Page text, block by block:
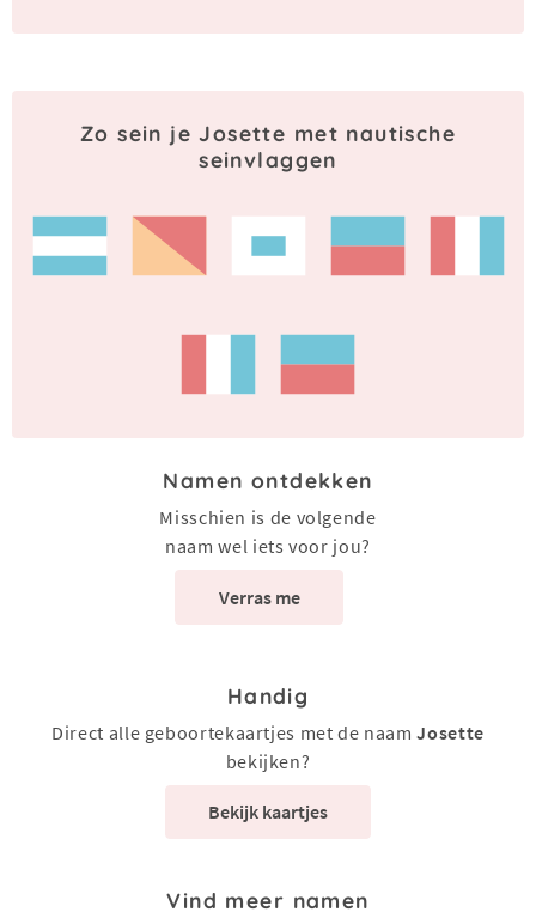
Zo sein je Josette met nautische
seinvlaggen
Namen ontdekken
Misschien is de volgende
naam wel iets voor jou?
Verras me
Handig
Direct alle geboortekaartjes met de naamJosette
bekijken?
Bekijk kaartjes
Vind meer namen